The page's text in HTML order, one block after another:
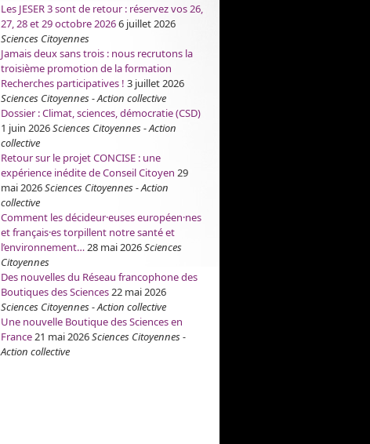
Les JESER 3 sont de retour : réservez vos 26,
27, 28 et 29 octobre 20266 juillet 2026
Sciences Citoyennes
Jamais deux sans trois : nous recrutons la
troisième promotion de la formation
Recherches participatives ! 3 juillet 2026
Sciences Citoyennes - Action collective
Dossier : Climat, sciences, démocratie (CSD)
1 juin 2026Sciences Citoyennes - Action
collective
Retour sur le projet CONCISE : une
expérience inédite de Conseil Citoyen 29
mai 2026Sciences Citoyennes - Action
collective
Comment les décideur·euses européen·nes
et français·es torpillent notre santé et
l’environnement…28 mai 2026Sciences
Citoyennes
Des nouvelles du Réseau francophone des
Boutiques des Sciences22 mai 2026
Sciences Citoyennes - Action collective
Une nouvelle Boutique des Sciences en
France21 mai 2026Sciences Citoyennes -
Action collective